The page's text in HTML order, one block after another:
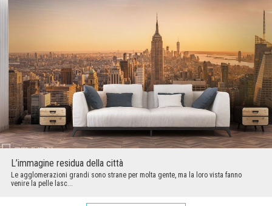
L’immagine residua della città
Le agglomerazioni grandi sono strane per molta gente, ma la loro vista fanno
venire la pelle lasc...